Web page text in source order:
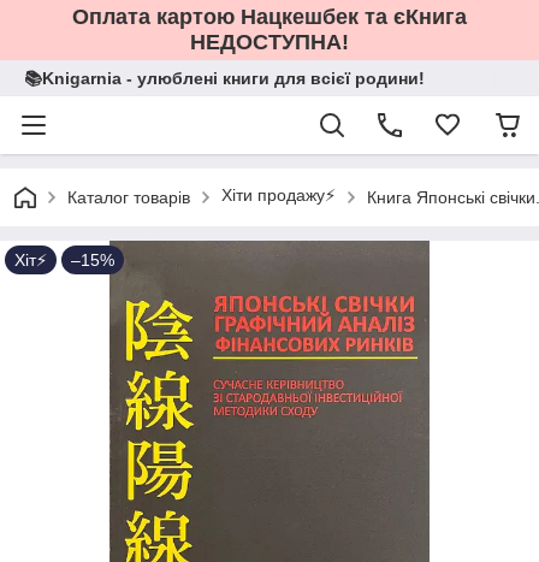
Оплата картою Нацкешбек та єКнига
НЕДОСТУПНА!
📚Knigarnia - улюблені книги для всієї родини!
Каталог товарів Хіти продажу⚡️ Книга Японські
Хіт⚡️ –15%